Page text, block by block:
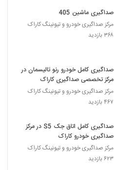
صداگیری ماشین 405
مرکز صداگیری خودرو و تیونینگ کاراک
۳۶۸ بازدید
صداگیری کامل خودرو رنو تالیسمان در
مرکز تخصصی صداگیری کاراک
مرکز صداگیری خودرو و تیونینگ کاراک
۴۶۷ بازدید
صداگیری کامل اتاق جک S5 در مرکز
صداگیری خودرو کاراک
مرکز صداگیری خودرو و تیونینگ کاراک
۶۲۳ بازدید